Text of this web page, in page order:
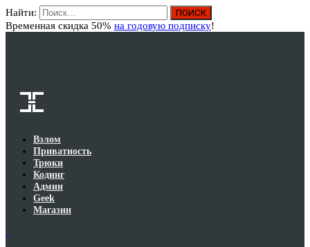
Найти:
Временная скидка 50% на годовую подписку!
Взлом
Приватность
Трюки
Кодинг
Админ
Geek
Магазин